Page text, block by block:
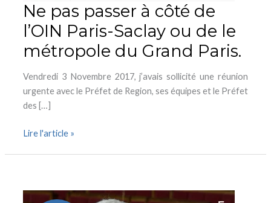
Ne pas passer à côté de
l’OIN Paris-Saclay ou de le
métropole du Grand Paris.
Vendredi 3 Novembre 2017, j’avais sollicité une réunion
urgente avec le Préfet de Region, ses équipes et le Préfet
des […]
le
métropole
Grand
Paris.
Lire l'article »